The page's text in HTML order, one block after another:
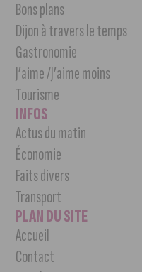
Bons plans
Dijon à travers le temps
Gastronomie
J’aime /J’aime moins
Tourisme
INFOS
Actus du matin
Économie
Faits divers
Transport
PLAN DU SITE
Accueil
Contact